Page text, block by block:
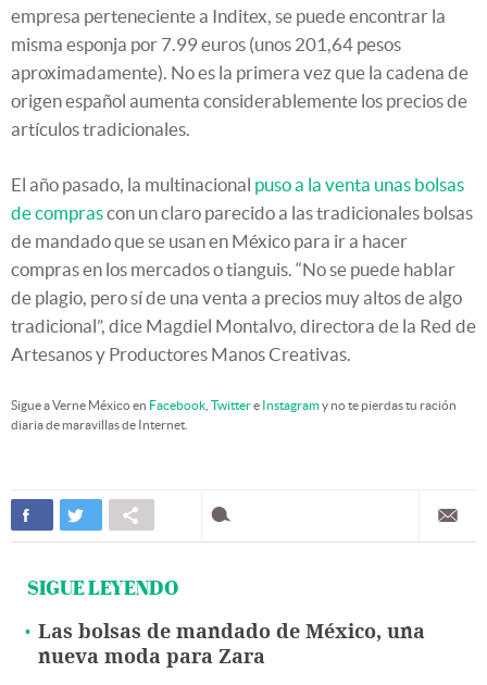
empresa perteneciente a Inditex, se puede encontrar la
misma esponja por 7.99 euros (unos 201,64 pesos
aproximadamente). No es la primera vez que la cadena de
origen español aumenta considerablemente los precios de
artículos tradicionales.
El año pasado, la multinacional puso a la venta unas bolsas
de comprascon un claro parecido a las tradicionales bolsas
de mandado que se usan en México para ir a hacer
compras en los mercados o tianguis. “No se puede hablar
de plagio, pero sí de una venta a precios muy altos de algo
tradicional”, dice Magdiel Montalvo, directora de la Red de
Artesanos y Productores Manos Creativas.
Sigue a Verne México en Facebook Twittere Instagramy no te pierdas tu ración
diaria de maravillas de Internet.
SIGUE LEYENDO
Las bolsas de mandado de México, una
nueva moda para Zara